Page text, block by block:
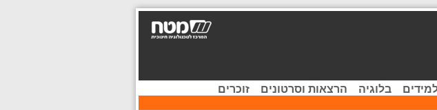
בלוגיה הרצאות וסרטונים זוכרים